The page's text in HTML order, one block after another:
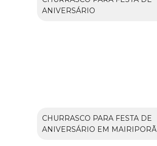
ANIVERSÁRIO
CHURRASCO PARA FESTA DE
ANIVERSÁRIO EM MAIRIPORÃ